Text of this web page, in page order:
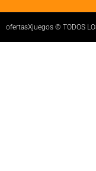
ofertasXjuegos © TODOS